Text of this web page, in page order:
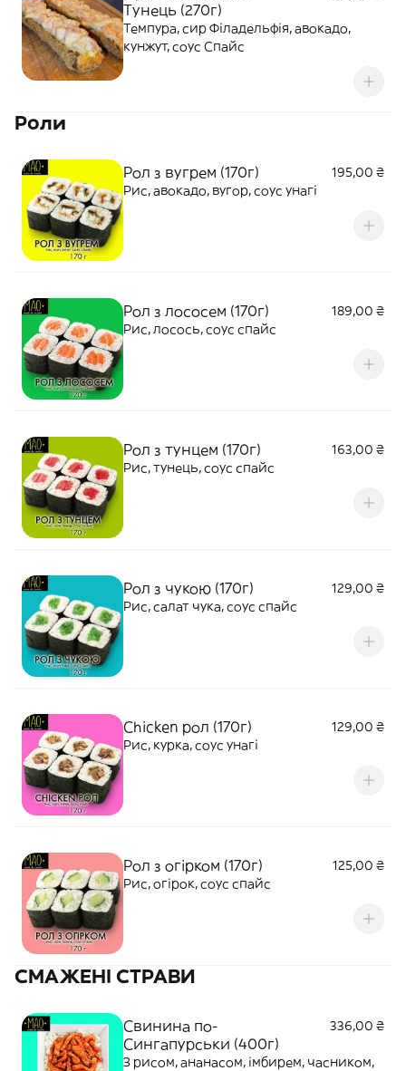
Тунець (270г)
Темпура, сир Філадельфія, авокадо,
кунжут, соус Спайс
Роли
Рол з вугрем (170г)
195,00 ₴
Рис, авокадо, вугор, соус унагі
Рол з лососем (170г)
189,00 ₴
Рис, лосось, соус спайс
Рол з тунцем (170г)
163,00 ₴
Рис, тунець, соус спайс
Рол з чукою (170г)
129,00 ₴
Рис, салат чука, соус спайс
Chicken рол (170г)
129,00 ₴
Рис, курка, соус унагі
Рол з огірком (170г)
125,00 ₴
Рис, огірок, соус спайс
СМАЖЕНІ СТРАВИ
Свинина по-
Сингапурськи (400г)
336,00 ₴
З рисом, ананасом, імбирем, часником,